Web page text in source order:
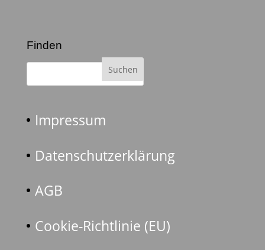
Finden
Impressum
Datenschutzerklärung
AGB
Cookie-Richtlinie (EU)